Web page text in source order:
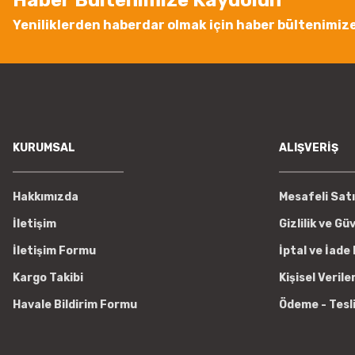
Bu ürüne benzer farklı alternatifler olmalı.
Yeniliklerden haberdar olmak için haber
KURUMSAL
Hakkımızda
İletişim
İletişim Formu
Kargo Takibi
Havale Bildirim Formu
ALIŞVERİŞ
Mesafeli
Gizlilik ve
İptal ve İade
Kişisel
Ödeme -